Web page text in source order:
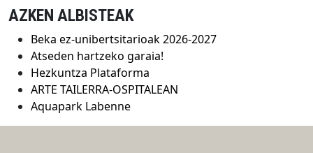
AZKEN ALBISTEAK
Beka ez-unibertsitarioak 2026-2027
Atseden hartzeko garaia!
Hezkuntza Plataforma
ARTE TAILERRA-OSPITALEAN
Aquapark Labenne